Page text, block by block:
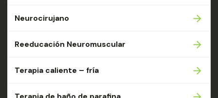
Neurocirujano
Reeducación Neuromuscular
Terapia caliente – fría